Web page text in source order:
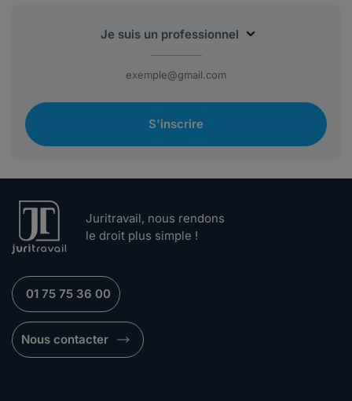
S'inscrire
Juritravail, nous rendons
le droit plus simple !
01 75 75 36 00
Nous contacter